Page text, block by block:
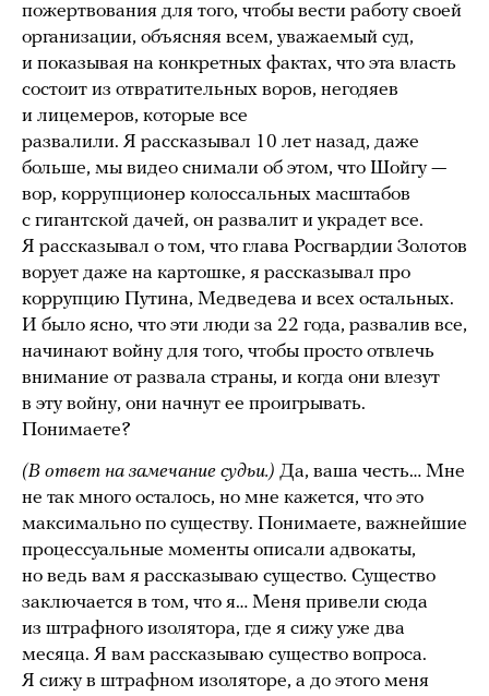
пожертвования для того, чтобы вести работу своей
организации, объясняя всем, уважаемый суд,
и показывая на конкретных фактах, что эта власть
состоит из отвратительных воров, негодяев
и лицемеров, которые все
развалили. Я рассказывал 10 лет назад, даже
больше, мы видео снимали об этом, что Шойгу —
вор, коррупционер колоссальных масштабов
с гигантской дачей, он развалит и украдет все.
Я рассказывал о том, что глава Росгвардии Золотов
ворует даже на картошке, я рассказывал про
коррупцию Путина, Медведева и всех остальных.
И было ясно, что эти люди за 22 года, развалив все,
начинают войну для того, чтобы просто отвлечь
внимание от развала страны, и когда они влезут
в эту войну, они начнут ее проигрывать.
Понимаете?
(В ответ на замечание судьи.) Да, ваша честь… Мне
не так много осталось, но мне кажется, что это
максимально по существу. Понимаете, важнейшие
процессуальные моменты описали адвокаты,
но ведь вам я рассказываю существо. Существо
заключается в том, что я… Меня привели сюда
из штрафного изолятора, где я сижу уже два
месяца. Я вам рассказываю существо вопроса.
Я сижу в штрафном изоляторе, а до этого меня